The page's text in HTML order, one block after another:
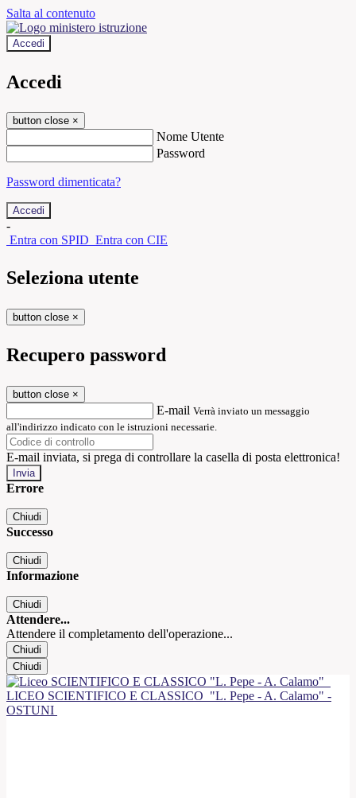
Salta al contenuto
Accedi
Accedi
button close ×
Nome Utente
Password
Password dimenticata?
-
Entra con SPID Entra con CIE
Seleziona utente
button close ×
Recupero password
button close ×
E-mail Verrà inviato un messaggio
all'indirizzo indicato con le istruzioni necessarie.
E-mail inviata, si prega di controllare la casella di posta elettronica!
Errore
Chiudi
Successo
Chiudi
Informazione
Chiudi
Attendere...
Attendere il completamento dell'operazione...
Chiudi
Chiudi
LICEO SCIENTIFICO E CLASSICO "L. Pepe - A. Calamo" -
OSTUNI